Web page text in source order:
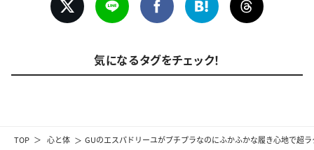
TOP 心と体 GUのエスパドリーユがプチプラなのにふかふかな履き心地で超
気になるタグをチェック！